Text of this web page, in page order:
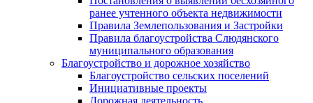
ранее учтенного объекта недвижимости
Правила Землепользования и Застройки
Правила благоустройства Слюдянского
муниципального образования
Благоустройство и дорожное хозяйство
Благоустройство сельских поселений
Инициативные проекты